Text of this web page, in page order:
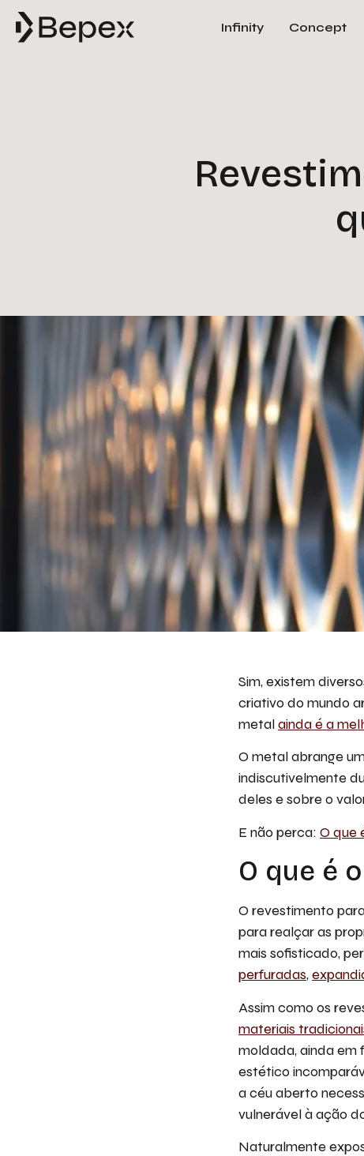
Infinity Concept
Sim, existem
criativo do mundo
metalainda é a
O metal abrange
indiscutivelmente
deles e sobre o
E não perca: O que
O que é
O revestimento
para realçar as
mais sofisticado,
perfuradas,
Assim como os
materiais
moldada, ainda em
estético
a céu aberto
vulnerável à ação
Naturalmente